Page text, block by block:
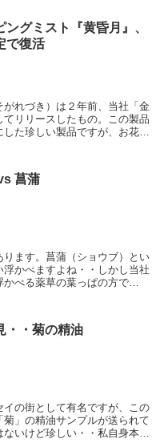
ングミスト『黄昏月』、
で復活
れづき）は２年前、当社「金
リリースしたもの。この製品
た珍しい製品ですが、お花の
菖蒲
ます。菖蒲（ショウブ）とい
かべますよね・・しかし当社
べる薬草の葉っぱの方で
・・菊の精油
の街として有名ですが、この
」の精油サンプルが送られて
いけど珍しい・・私自身本物